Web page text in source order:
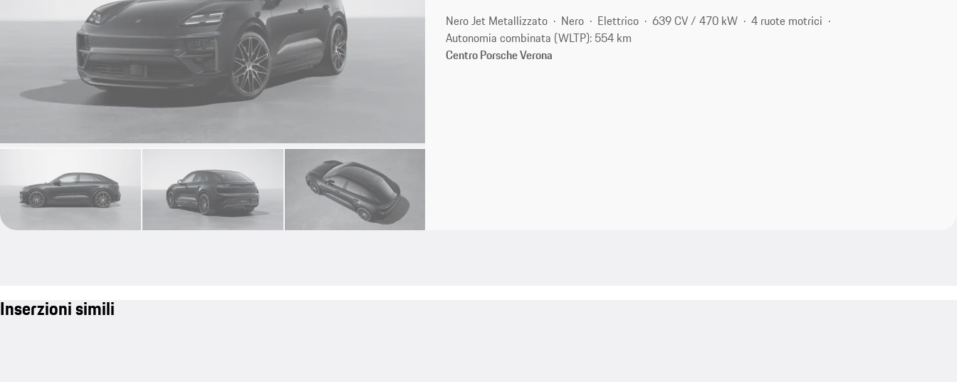
Nero Jet Metallizzato Nero Elettrico 639 CV / 470 kW
4 ruote motrici
Autonomia combinata (WLTP): 554 km
Centro Porsche Verona
Inserzioni simili